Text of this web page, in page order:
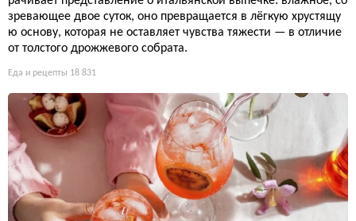
зревающее двое суток, оно превращается в лёгкую хрустящу
ю основу, которая не оставляет чувства тяжести — в отличие
от толстого дрожжевого собрата.
Еда и рецепты 18 831